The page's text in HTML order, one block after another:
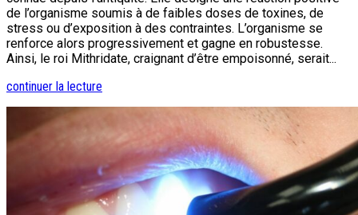
de l’organisme soumis à de faibles doses de toxines, de
stress ou d’exposition à des contraintes. L’organisme se
renforce alors progressivement et gagne en robustesse.
Ainsi, le roi Mithridate, craignant d’être empoisonné, serait...
continuer la lecture